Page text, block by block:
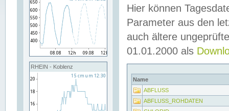
RHEIN - Koblenz
Hier können
Parameter aus den
auch ältere
01.01.2000 als
Name
ABFLUSS
ABFLUSS_ROHDATEN